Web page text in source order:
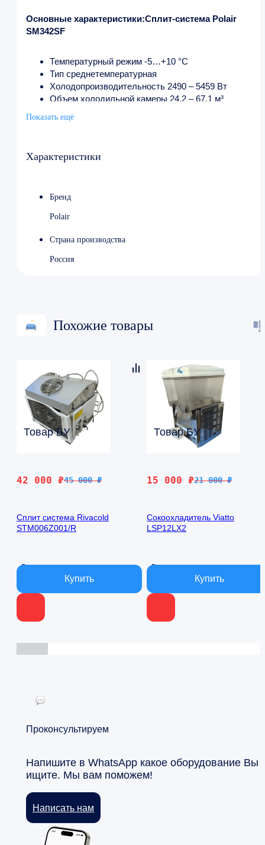
Основные характеристики:Сплит-система Polair
SM342SF
Температурный режим -5…+10 °C
Тип среднетемпературная
Холодопроизводительность 2490 – 5459 Вт
Объем холодильной камеры 24.2 – 67.1 м³
Потребляемая мощность 3.6 кВт
Высота внешнего блока 700 мм
Высота внутреннего блока 504 мм
Показать ещё
Характеристики
Бренд
Polair
Страна производства
Россия
Похожие товары
Товар БУ
45 000₽
Первоначальная
45
42 000 ₽
Текущая
000 ₽.
Сплит система Rivacold
STM006Z001/R
В наличии
Товар БУ
21 000₽
Первоначальная
21
15 000 ₽
Текущая
000 ₽.
Сокоохладитель Viatto
LSP12LX2
В наличии
Проконсультируем
Напишите в WhatsApp какое оборудование Вы
ищите. Мы вам поможем!
Написать нам